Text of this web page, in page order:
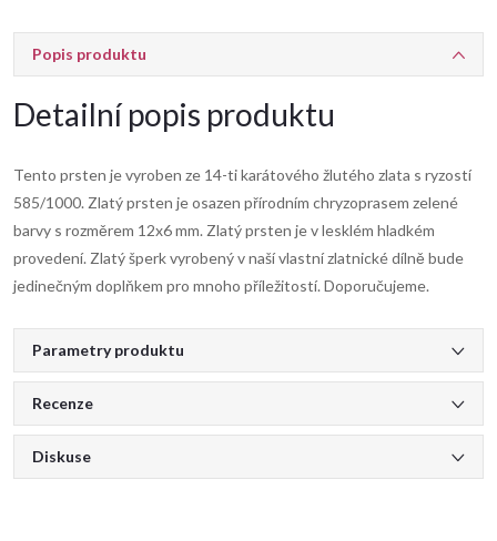
Popis produktu
Detailní popis produktu
Tento prsten je vyroben ze 14-ti karátového žlutého zlata s ryzostí
585/1000. Zlatý prsten je osazen přírodním chryzoprasem zelené
barvy s rozměrem 12x6 mm. Zlatý prsten je v lesklém hladkém
provedení. Zlatý šperk vyrobený v naší vlastní zlatnické dílně bude
jedinečným doplňkem pro mnoho příležitostí. Doporučujeme.
Parametry produktu
Recenze
Diskuse